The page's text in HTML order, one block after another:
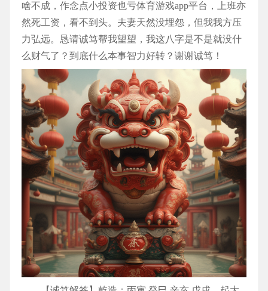
啥不成，作念点小投资也亏体育游戏app平台，上班亦
然死工资，看不到头。夫妻天然没埋怨，但我我方压
力弘远。恳请诚笃帮我望望，我这八字是不是就没什
么财气了？到底什么本事智力好转？谢谢诚笃！